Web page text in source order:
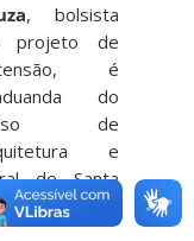
, bolsista
projeto de
é
do
de
e
de Santa